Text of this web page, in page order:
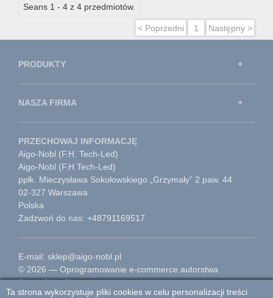
Seans 1 - 4 z 4 przedmiotów.
< Poprzedni 1 Następny >
PRODUKTY
NASZA FIRMA
PRZECHOWAJ INFORMACJĘ
Aigo-Nobl (F.H. Tech-Led)
Aigo-Nobl (F.H Tech-Led)
ppłk. Mieczysława Sokołowskiego „Grzymały” 2 paw. 44
02-327 Warszawa
Polska
Zadzwoń do nas: +48791169517
E-mail: sklep@aigo-nobl.pl
© 2026 — Oprogramowanie e-commerce autorstwa
PrestaShop™
Przejdź do strony głównej
Ta strona wykorzystuje pliki cookies w celu personalizacji treści